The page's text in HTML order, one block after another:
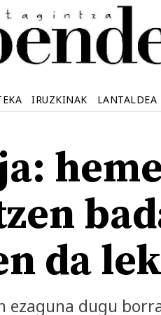
IRUZKINAK LANTALDEA
da
ezaguna dugu